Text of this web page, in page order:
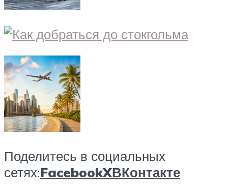
Поделитесь в социальных
сетях:FacebookXВКонтакте